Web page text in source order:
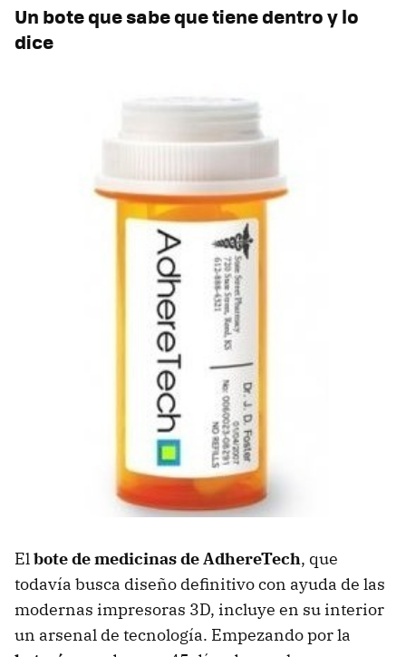
Un bote que sabe que tiene dentro y lo
dice
Elbote de medicinas de AdhereTech, que
todavía busca diseño definitivo con ayuda de las
modernas impresoras 3D, incluye en su interior
un arsenal de tecnología. Empezando por la